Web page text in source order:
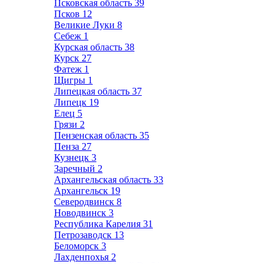
Псковская область 39
Псков 12
Великие Луки 8
Себеж 1
Курская область 38
Курск 27
Фатеж 1
Щигры 1
Липецкая область 37
Липецк 19
Елец 5
Грязи 2
Пензенская область 35
Пенза 27
Кузнецк 3
Заречный 2
Архангельская область 33
Архангельск 19
Северодвинск 8
Новодвинск 3
Республика Карелия 31
Петрозаводск 13
Беломорск 3
Лахденпохья 2